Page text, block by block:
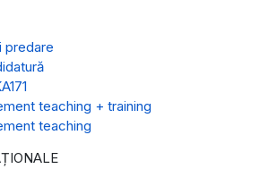
predare
teaching + training
teaching